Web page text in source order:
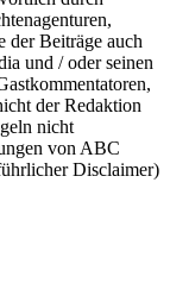
der Beiträge auch
und / oder seinen
der Redaktion
nicht
von ABC
Disclaimer)